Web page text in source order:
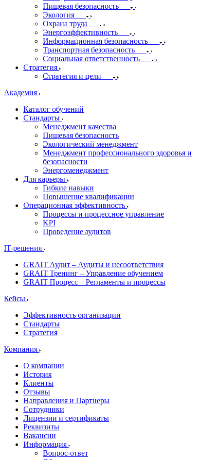
Пищевая безопасность
Экология
Охрана труда
Энергоэффективность
Информационная безопасность
Транспортная безопасность
Социальная ответственность
Стратегия
Стратегия и цели
Академия
Каталог обучений
Стандарты
Менеджмент качества
Пищевая безопасность
Экологический менеджмент
Менеджмент профессионального здоровья и
безопасности
Энергоменеджмент
Для карьеры
Гибкие навыки
Повышение квалификации
Операционная эффективность
Процессы и процессное управление
KPI
Проведение аудитов
IT-решения
GRAIT Аудит – Аудиты и несоответствия
GRAIT Тренинг – Управление обучением
GRAIT Процесс – Регламенты и процессы
Кейсы
Эффективность организации
Стандарты
Стратегия
Компания
О компании
История
Клиенты
Отзывы
Направления и Партнеры
Сотрудники
Лицензии и сертификаты
Реквизиты
Вакансии
Информация
Вопрос-ответ